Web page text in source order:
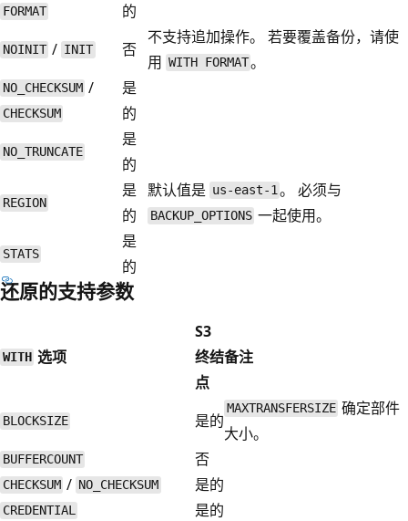
FORMAT
的
NOINIT / INIT 否
不支持追加操作。 若要覆盖备份，请使
用 WITH FORMAT。
NO_CHECKSUM /
CHECKSUM
是
的
NO_TRUNCATE
是
的
REGION
是
的
默认值是 us-east-1。 必须与
BACKUP_OPTIONS 一起使用。
STATS
是
的
还原的支持参数
WITH 选项
S3
终结
点
备注
BLOCKSIZE 是的
MAXTRANSFERSIZE 确定部件
大小。
BUFFERCOUNT 否
CHECKSUM / NO_CHECKSUM 是的
CREDENTIAL 是的